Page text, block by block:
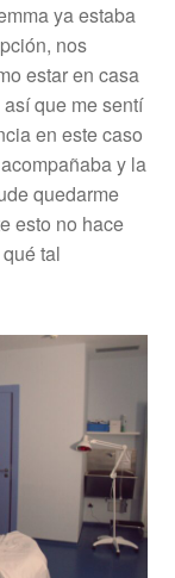
ya estaba
nos
estar en casa
que me sentí
en este caso
y la
quedarme
esto no hace
tal